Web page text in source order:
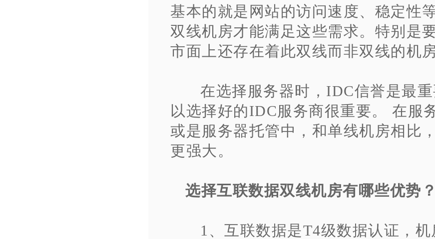
基本的就是网站的访问速度、稳定性
双线机房才能满足这些需求。特别是
市面上还存在着此双线而非双线的机房
在选择服务器时，IDC信誉是最
以选择好的IDC服务商很重要。
在服
或是服务器托管中，和单线机房相比
更强大。
选择互联数据双线机房有哪些优势？
1、互联数据是T4级数据认证，机